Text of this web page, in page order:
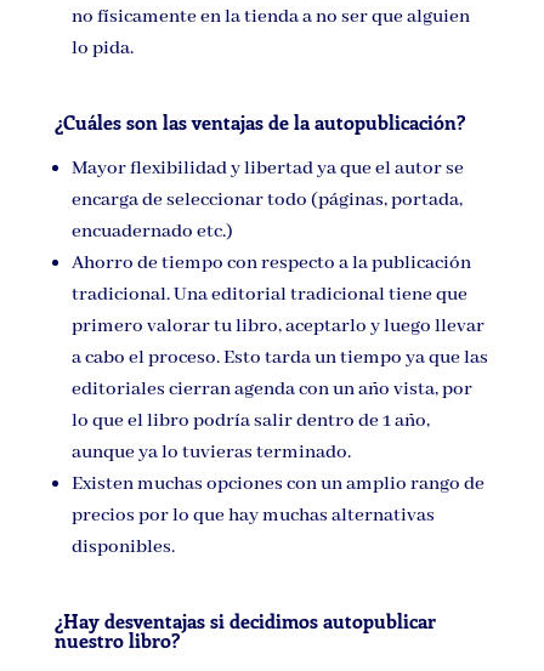
no físicamente en la tienda a no ser que alguien
lo pida.
¿Cuáles son las ventajas de la autopublicación?
Mayor flexibilidad y libertad ya que el autor se
encarga de seleccionar todo (páginas, portada,
encuadernado etc.)
Ahorro de tiempo con respecto a la publicación
tradicional. Una editorial tradicional tiene que
primero valorar tu libro, aceptarlo y luego llevar
a cabo el proceso. Esto tarda un tiempo ya que las
editoriales cierran agenda con un año vista, por
lo que el libro podría salir dentro de 1 año,
aunque ya lo tuvieras terminado.
Existen muchas opciones con un amplio rango de
precios por lo que hay muchas alternativas
disponibles.
¿Hay desventajas si decidimos autopublicar
nuestro libro?